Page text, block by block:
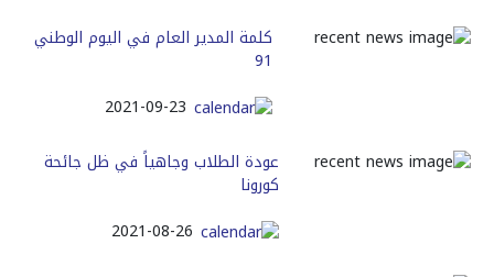
كلمة المدير العام في اليوم الوطني
91
2021-09-23
عودة الطلاب وجاهياً في ظل جائحة
كورونا
2021-08-26